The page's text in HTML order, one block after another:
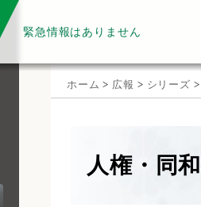
緊急情報はありません
ホーム > 広報 > シリーズ >
人権・同